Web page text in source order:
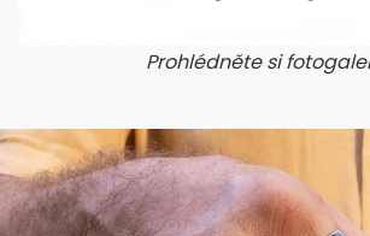
Prohlédněte si